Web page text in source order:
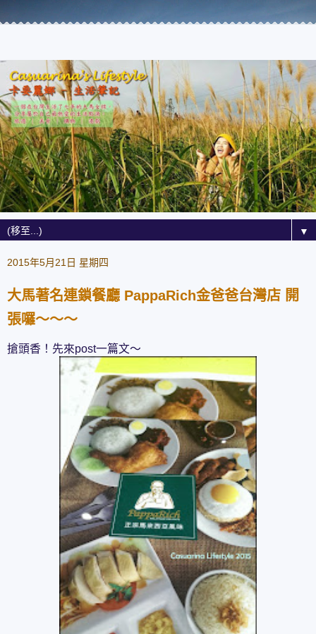
▼
2015年5月21日 星期四
大馬著名連鎖餐廳 PappaRich金爸爸台灣店 開
張囉～～～
搶頭香！先來post一篇文～